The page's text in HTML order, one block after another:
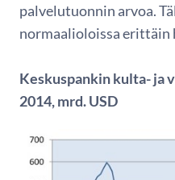
palvelutuonnin arvoa.
normaalioloissa erittäin
Keskuspankin kulta- ja
2014, mrd. USD